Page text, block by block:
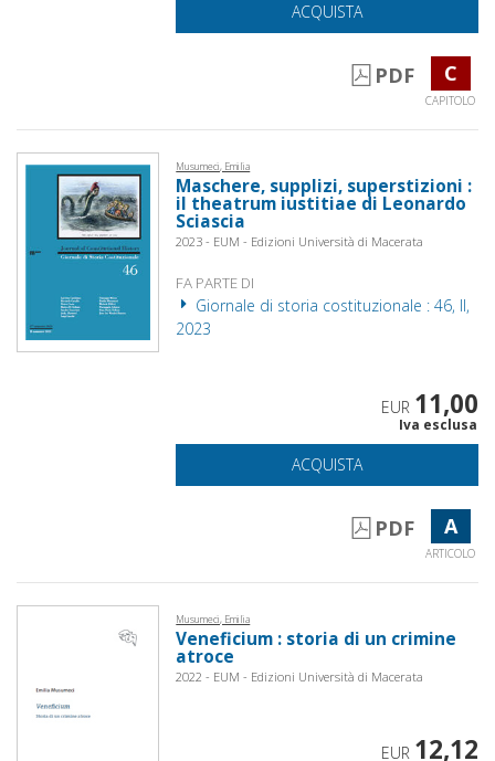
ACQUISTA
PDF C
CAPITOLO
Musumeci, Emilia
Maschere, supplizi, superstizioni :
il theatrum iustitiae di Leonardo
Sciascia
2023 - EUM - Edizioni Università di Macerata
FA PARTE DI
Giornale di storia costituzionale : 46, II,
2023
EUR 11,00
Iva esclusa
ACQUISTA
PDF A
ARTICOLO
Musumeci, Emilia
Veneficium : storia di un crimine
atroce
2022 - EUM - Edizioni Università di Macerata
EUR 12,12